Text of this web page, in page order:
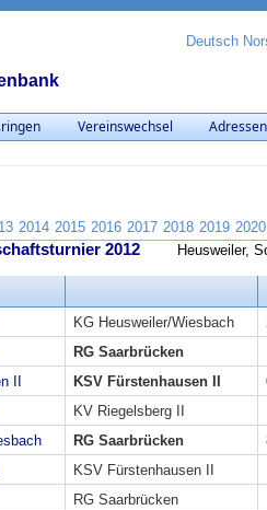
Deutsch
Vereinswechsel Adressen
2014 2015 2016 2017 2018 2019 2020
2012 Heusweiler,
KG Heusweiler/Wiesbach
RG Saarbrücken
II
KSV Fürstenhausen II
KV Riegelsberg II
RG Saarbrücken
KSV Fürstenhausen II
RG Saarbrücken